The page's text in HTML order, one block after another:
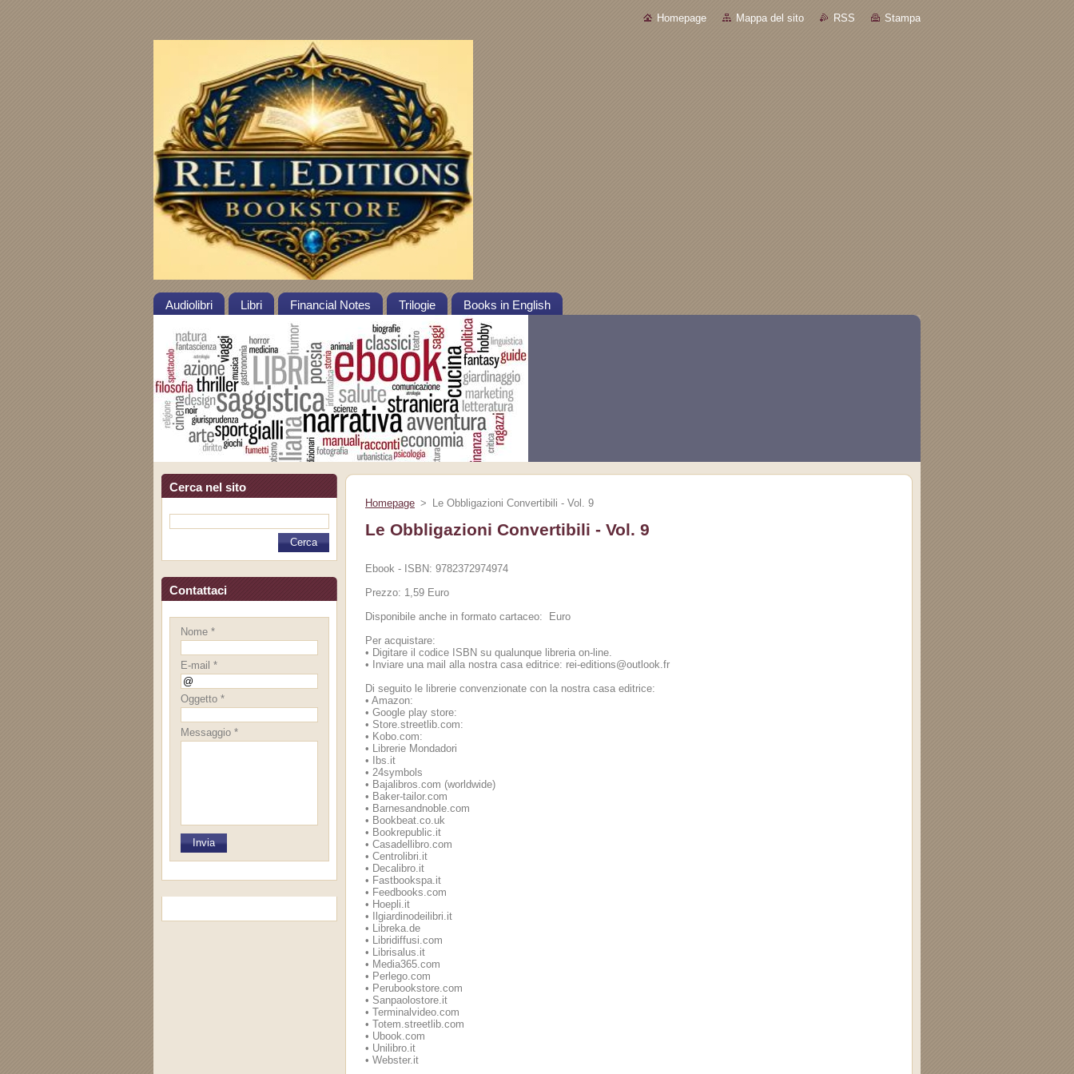
Homepage Mappa del sito RSS Stampa
Audiolibri Libri Financial Notes Trilogie Books in English
Cerca nel sito
Contattaci
Nome *
E-mail *
Oggetto *
Messaggio *
Homepage > Le Obbligazioni Convertibili - Vol. 9
Le Obbligazioni Convertibili - Vol. 9
Ebook - ISBN: 9782372974974
Prezzo: 1,59 Euro
Disponibile anche in formato cartaceo: Euro
Per acquistare:
• Digitare il codice ISBN su qualunque libreria on-line.
•
Inviare una mail alla nostra casa editrice: rei-editions@outlook.fr
Di seguito le librerie convenzionate con la nostra casa editrice:
• Amazon:
• Google play store:
• Store.streetlib.com:
• Kobo.com:
• Librerie Mondadori
•
Ibs.it
• 24symbols
• Bajalibros.com (worldwide)
• Baker-tailor.com
• Barnesandnoble.com
• Bookbeat.co.uk
• Bookrepublic.it
• Casadellibro.com
• Centrolibri.it
• Decalibro.it
• Fastbookspa.it
• Feedbooks.com
• Hoepli.it
•
Ilgiardinodeilibri.it
• Libreka.de
• Libridiffusi.com
• Librisalus.it
• Media365.com
• Perlego.com
• Perubookstore.com
• Sanpaolostore.it
• Terminalvideo.com
• Totem.streetlib.com
• Ubook.com
• Unilibro.it
• Webster.it